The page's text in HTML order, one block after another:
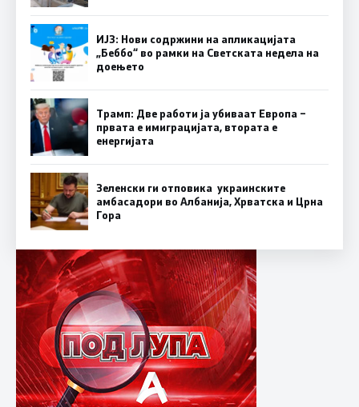
ИЈЗ: Нови содржини на апликацијата
„Беббо“ во рамки на Светската недела на
доењето
Трамп: Две работи ја убиваат Европа –
првата е имиграцијата, втората е
енергијата
Зеленски ги отповика украинските
амбасадори во Албанија, Хрватска и Црна
Гора